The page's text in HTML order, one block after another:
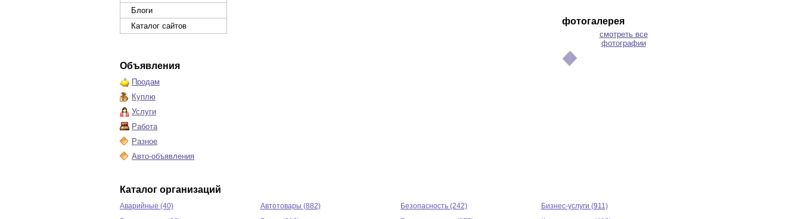
Блоги
Каталог сайтов
Объявления
Продам
Куплю
Услуги
Работа
Разное
Авто-объявления
фотогалерея
смотреть все
фотографии
Каталог организаций
Аварийные (40) Автотовары (882) Безопасность (242)
Бизнес-услуги (911)